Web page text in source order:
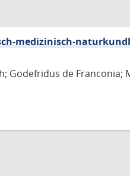
medizinisch-
Godefridus de